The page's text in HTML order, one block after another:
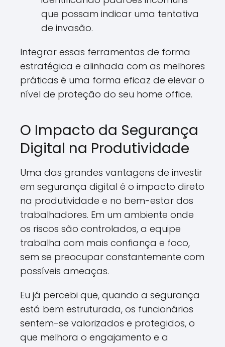
que possam indicar uma tentativa
de invasão.
Integrar essas ferramentas de forma
estratégica e alinhada com as melhores
práticas é uma forma eficaz de elevar o
nível de proteção do seu home office.
O Impacto da Segurança
Digital na Produtividade
Uma das grandes vantagens de investir
em segurança digital é o impacto direto
na produtividade e no bem-estar dos
trabalhadores. Em um ambiente onde
os riscos são controlados, a equipe
trabalha com mais confiança e foco,
sem se preocupar constantemente com
possíveis ameaças.
Eu já percebi que, quando a segurança
está bem estruturada, os funcionários
sentem-se valorizados e protegidos, o
que melhora o engajamento e a